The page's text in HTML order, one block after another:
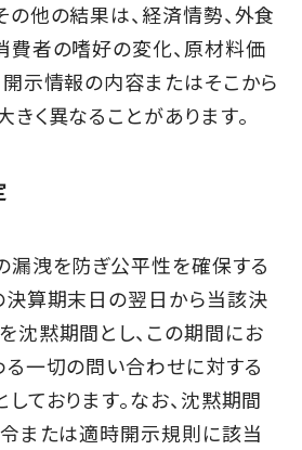
の他の結果は、経済情勢、外食
費者の嗜好の変化、原材料価
開示情報の内容またはそこから
く異なることがあります。
漏洩を防ぎ公平性を確保する
決算期末日の翌日から当該決
沈黙期間とし、この期間にお
る一切の問い合わせに対する
ております。なお、沈黙期間
令または適時開示規則に該当